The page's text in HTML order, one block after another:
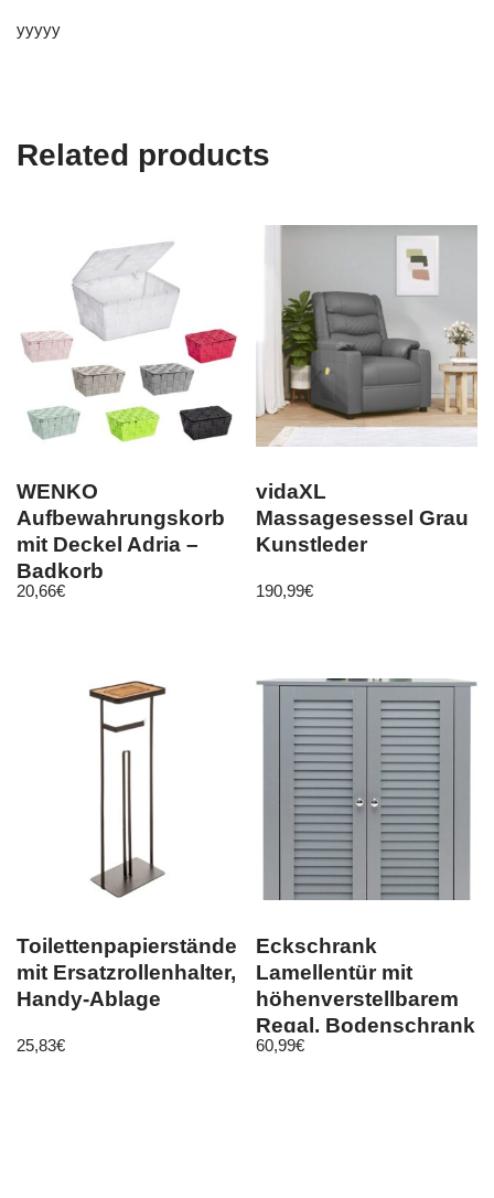
yyyyy
Related products
WENKO
Aufbewahrungskorb
mit Deckel Adria –
Badkorb
20,66€
vidaXL
Massagesessel Grau
Kunstleder
190,99€
Toilettenpapierständer
mit Ersatzrollenhalter,
Handy-Ablage
25,83€
Eckschrank
Lamellentür mit
höhenverstellbarem
Regal, Bodenschrank
für Badezimmer
60,99€